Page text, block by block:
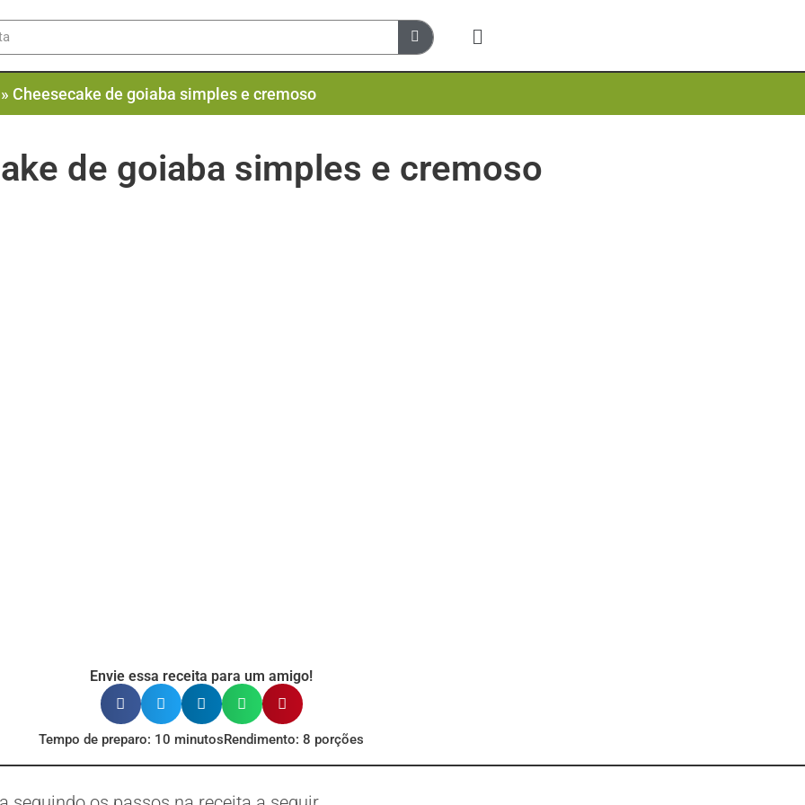
Cheesecake de goiaba simples e cremoso
de goiaba simples e cremoso
Envie essa receita para um amigo!
Tempo de preparo: 10 minutos Rendimento: 8 porções